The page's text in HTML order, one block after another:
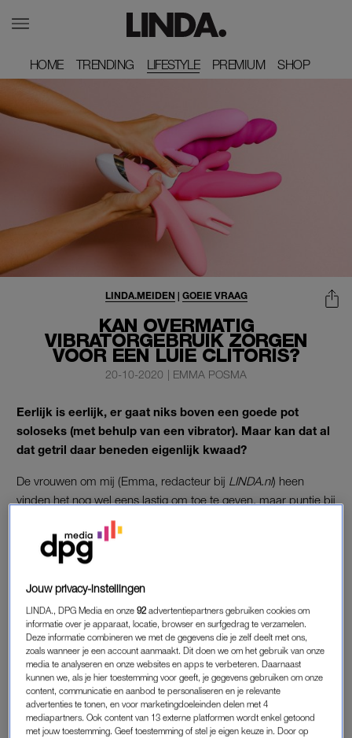
HOME
HOME TRENDING
TRENDING LIFESTYLE PREMIUM
PREMIUM SHOP
SHOP
KAN OVERMATIG
VIBRATORGEBRUIK ZORGEN
VOOR EEN LUIE CLITORIS?
LINDA.MEIDEN | GOEIE VRAAG
20-10-2020 | EMMA POSMA
Eerlijk is eerlijk, er gaat niks boven een goede pot
soloseks (met behulp van een vibrator). Maar kan dat al
dat getril daar beneden eigenlijk kwaad?
De vrouwen om mij (Emma, redacteur bij LINDA.nl) heen
vinden het nog wel eens lastig om toe te geven, maar puntje bij
paaltje hebben ze bijna allemaal wel iets zaligmakends in het
nachtkastje liggen. Denk aan een trillende lippenstift, tintelend
glijmiddel of een vibrator. Voor de lezers die (nog) niet lekker in
SATISFYER
Iedereen moet uiteraard doen waar hij of zij zich fijn bij voelt,
methet uitvoeren van beestachtige standjesof het hebben van
een stedentrip tussen de lakenskom je namelijk ook een heel
eind. Maar als ik de bovengenoemde vrouwen mag geloven is
het niet hebben van een Satisfyer een groot gemis.
Jouw privacy-instellingen
LINDA., DPG Media en onze92 advertentiepartners gebruiken cookies om
informatie over je apparaat, locatie, browser en surfgedrag te verzamelen.
Deze informatie combineren we met de gegevens die je zelf deelt met ons,
zoals wanneer je een account aanmaakt. Dit doen we om het gebruik van onze
media te analyseren en onze websites en apps te verbeteren. Daarnaast
kunnen we, als je hier toestemming voor geeft, je gegevens gebruiken om onze
content, communicatie en aanbod te personaliseren en je relevante
advertenties te tonen, en voor marketingdoeleinden delen met 4
mediapartners. Ook content van 13 externe platformen wordt enkel getoond
met jouw toestemming. Geef toestemming of stel je eigen keuze in. Door op